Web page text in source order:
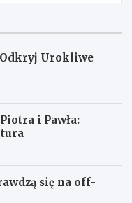
Urokliwe
i Pawła:
się na off-